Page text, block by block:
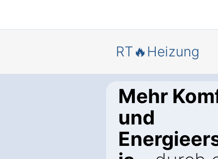
RT🔥Heizung
Mehr
und